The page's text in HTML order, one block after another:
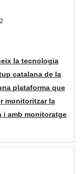
la tecnologia
catalana de la
plataforma que
monitoritzar la
i amb monitoratge